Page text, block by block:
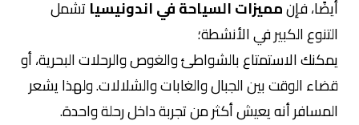
أيضًا، فإنمميزات السياحة في اندونيسياتشمل
التنوع الكبير في الأنشطة؛
يمكنك الاستمتاع بالشواطئ والغوص والرحلات البحرية، أو
قضاء الوقت بين الجبال والغابات والشلالات. ولهذا يشعر
المسافر أنه يعيش أكثر من تجربة داخل رحلة واحدة.